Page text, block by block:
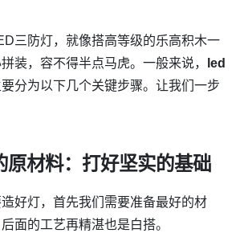
三防灯，就像搭高等级的乐高积木一
装，容不得半点马虎。一般来说，
led
要分为以下几个关键步骤。让我们一步
原材料：打好坚实的基础
好灯，首先我们需要准备最好的材
面的工艺再精湛也是白搭。